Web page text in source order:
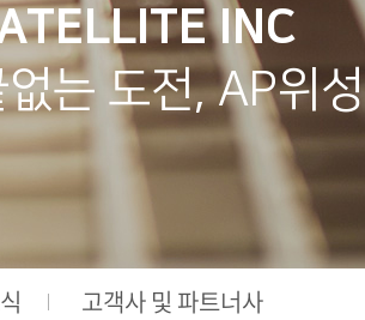
INC
는 도전, AP위성
고객사 및 파트너사